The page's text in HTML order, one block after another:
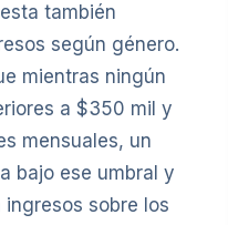
también
según género.
mientras ningún
a $350 mil y
mensuales, un
bajo ese umbral y
sobre los